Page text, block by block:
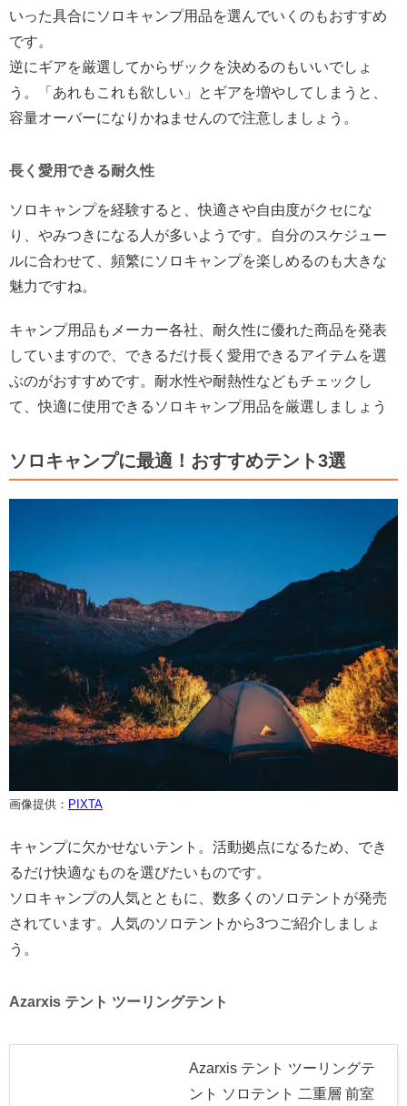
いった具合にソロキャンプ用品を選んでいくのもおすすめ
です。
逆にギアを厳選してからザックを決めるのもいいでしょ
う。「あれもこれも欲しい」とギアを増やしてしまうと、
容量オーバーになりかねませんので注意しましょう。
長く愛用できる耐久性
ソロキャンプを経験すると、快適さや自由度がクセにな
り、やみつきになる人が多いようです。自分のスケジュー
ルに合わせて、頻繁にソロキャンプを楽しめるのも大きな
魅力ですね。
キャンプ用品もメーカー各社、耐久性に優れた商品を発表
していますので、できるだけ長く愛用できるアイテムを選
ぶのがおすすめです。耐水性や耐熱性などもチェックし
て、快適に使用できるソロキャンプ用品を厳選しましょう
ソロキャンプに最適！おすすめテント3選
画像提供： PIXTA
キャンプに欠かせないテント。活動拠点になるため、でき
るだけ快適なものを選びたいものです。
ソロキャンプの人気とともに、数多くのソロテントが発売
されています。人気のソロテントから3つご紹介しましょ
う。
Azarxis テント ツーリングテント
Azarxis テント ツーリングテ
ント ソロテント 二重層 前室